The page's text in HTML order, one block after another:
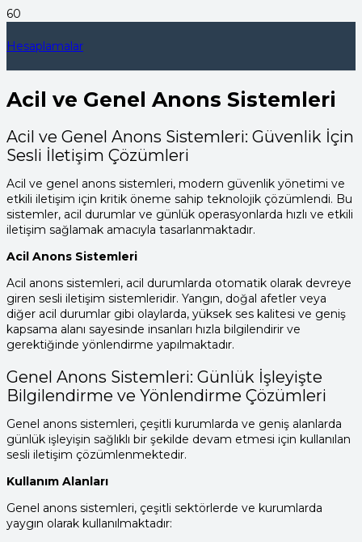
Hesaplamalar
Acil ve Genel Anons Sistemleri
Acil ve Genel Anons Sistemleri: Güvenlik İçin
Sesli İletişim Çözümleri
Acil ve genel anons sistemleri, modern güvenlik yönetimi ve
etkili iletişim için kritik öneme sahip teknolojik çözümlendi. Bu
sistemler, acil durumlar ve günlük operasyonlarda hızlı ve etkili
iletişim sağlamak amacıyla tasarlanmaktadır.
Acil Anons Sistemleri
Acil anons sistemleri, acil durumlarda otomatik olarak devreye
giren sesli iletişim sistemleridir. Yangın, doğal afetler veya
diğer acil durumlar gibi olaylarda, yüksek ses kalitesi ve geniş
kapsama alanı sayesinde insanları hızla bilgilendirir ve
gerektiğinde yönlendirme yapılmaktadır.
Genel Anons Sistemleri: Günlük İşleyişte
Bilgilendirme ve Yönlendirme Çözümleri
Genel anons sistemleri, çeşitli kurumlarda ve geniş alanlarda
günlük işleyişin sağlıklı bir şekilde devam etmesi için kullanılan
sesli iletişim çözümlenmektedir.
Kullanım Alanları
Genel anons sistemleri, çeşitli sektörlerde ve kurumlarda
yaygın olarak kullanılmaktadır: